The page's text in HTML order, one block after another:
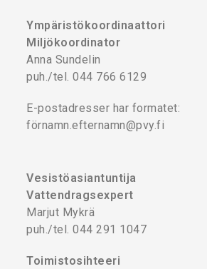
Ympäristökoordinaattori
Miljökoordinator
Anna Sundelin
puh./tel. 044 766 6129
E-postadresser har formatet:
förnamn.efternamn@pvy.fi
Vesistöasiantuntija
Vattendragsexpert
Marjut Mykrä
puh./tel. 044 291 1047
Toimistosihteeri